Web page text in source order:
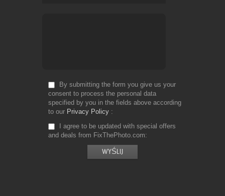
By submitting the form you give us your
consent to process the personal data
specified by you in the fields above according
to our Privacy Policy
I agree to be updated with special offers
and deals from FixThePhoto.com